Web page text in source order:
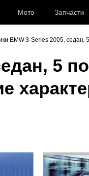
Мото Запчасти
BMW 3-Series 2005, седан,
5